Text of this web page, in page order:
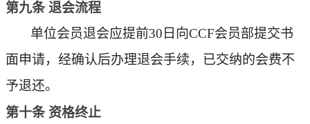
第九条 退会流程
单位会员退会应提前30日向CCF会员部提交书
面申请，经确认后办理退会手续，已交纳的会费不
予退还。
第十条 资格终止